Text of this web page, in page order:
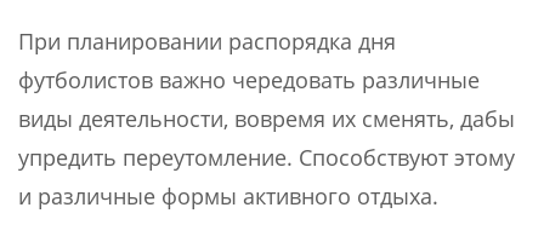
При планировании распорядка дня
футболистов важно чередовать различные
виды деятельности, вовремя их сменять, дабы
упредить переутомление. Способствуют этому
и различные формы активного отдыха.